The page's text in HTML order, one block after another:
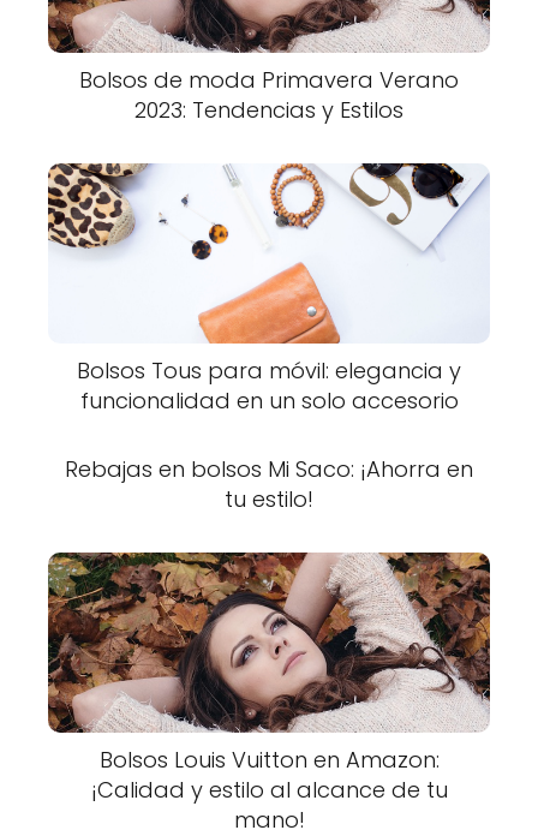
Bolsos de moda Primavera Verano
2023: Tendencias y Estilos
Bolsos Tous para móvil: elegancia y
funcionalidad en un solo accesorio
Rebajas en bolsos Mi Saco: ¡Ahorra en
tu estilo!
Bolsos Louis Vuitton en Amazon:
¡Calidad y estilo al alcance de tu
mano!